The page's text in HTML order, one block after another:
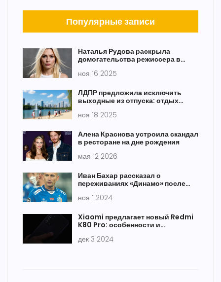
Популярные записи
Наталья Рудова раскрыла
домогательства режиссера в
ноя 16 2025
ЛДПР предложила исключить
выходные из отпуска: отдых
ноя 18 2025
Алена Краснова устроила скандал
в ресторане на дне рождения
мая 12 2026
Иван Бахар рассказал о
переживаниях «Динамо» после
ноя 1 2024
Xiaomi предлагает новый Redmi
K80 Pro: особенности и
дек 3 2024